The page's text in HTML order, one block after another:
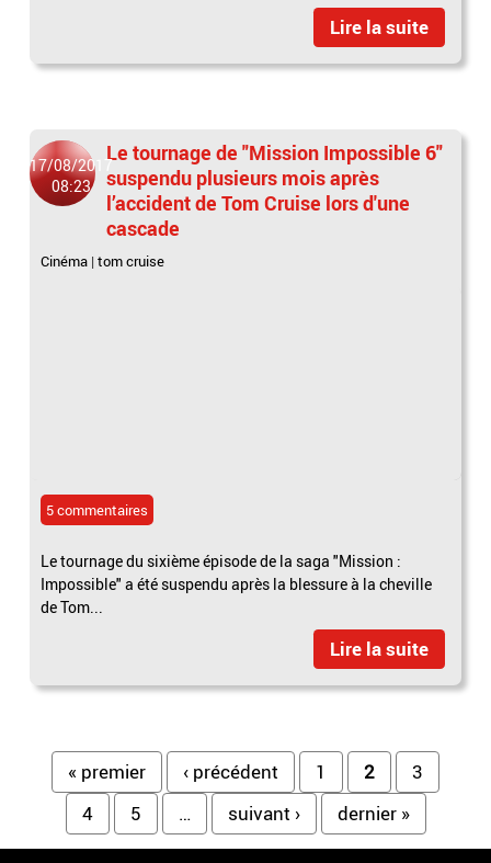
Lire la suite
17/08/2017
08:23
Le tournage de "Mission Impossible 6"
suspendu plusieurs mois après
l’accident de Tom Cruise lors d'une
cascade
Cinéma |tom cruise
5 commentaires
Le tournage du sixième épisode de la saga "Mission :
Impossible" a été suspendu après la blessure à la cheville
de Tom...
Lire la suite
Pages
« premier ‹ précédent 1 2
3
4
5 … suivant › dernier »